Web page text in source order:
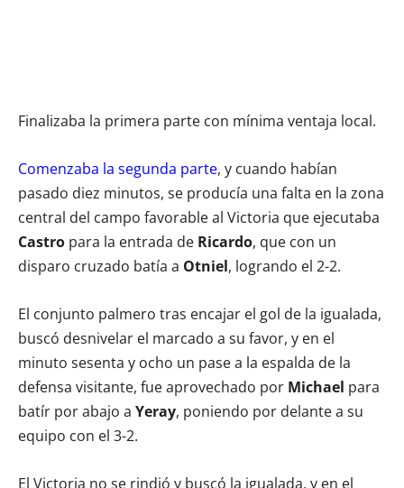
Finalizaba la primera parte con mínima ventaja local.
Comenzaba la segunda parte, y cuando habían
pasado diez minutos, se producía una falta en la zona
central del campo favorable al Victoria que ejecutaba
Castro para la entrada de Ricardo, que con un
disparo cruzado batía a Otniel, logrando el 2-2.
El conjunto palmero tras encajar el gol de la igualada,
buscó desnivelar el marcado a su favor, y en el
minuto sesenta y ocho un pase a la espalda de la
defensa visitante, fue aprovechado por Michael para
batír por abajo a Yeray, poniendo por delante a su
equipo con el 3-2.
El Victoria no se rindió y buscó la igualada, y en el